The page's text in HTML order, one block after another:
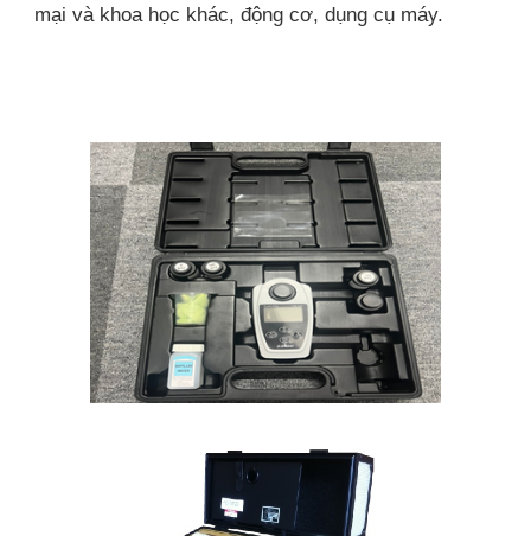
mại và khoa học khác, động cơ, dụng cụ máy.